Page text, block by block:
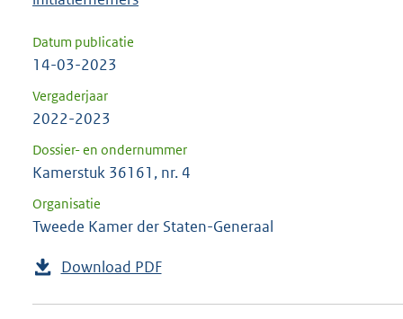
Datum publicatie
14-03-2023
Vergaderjaar
2022-2023
Dossier- en ondernummer
Kamerstuk 36161, nr. 4
Organisatie
Tweede Kamer der Staten-Generaal
Download PDF